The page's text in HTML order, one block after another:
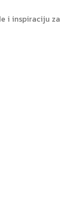
i inspiraciju za